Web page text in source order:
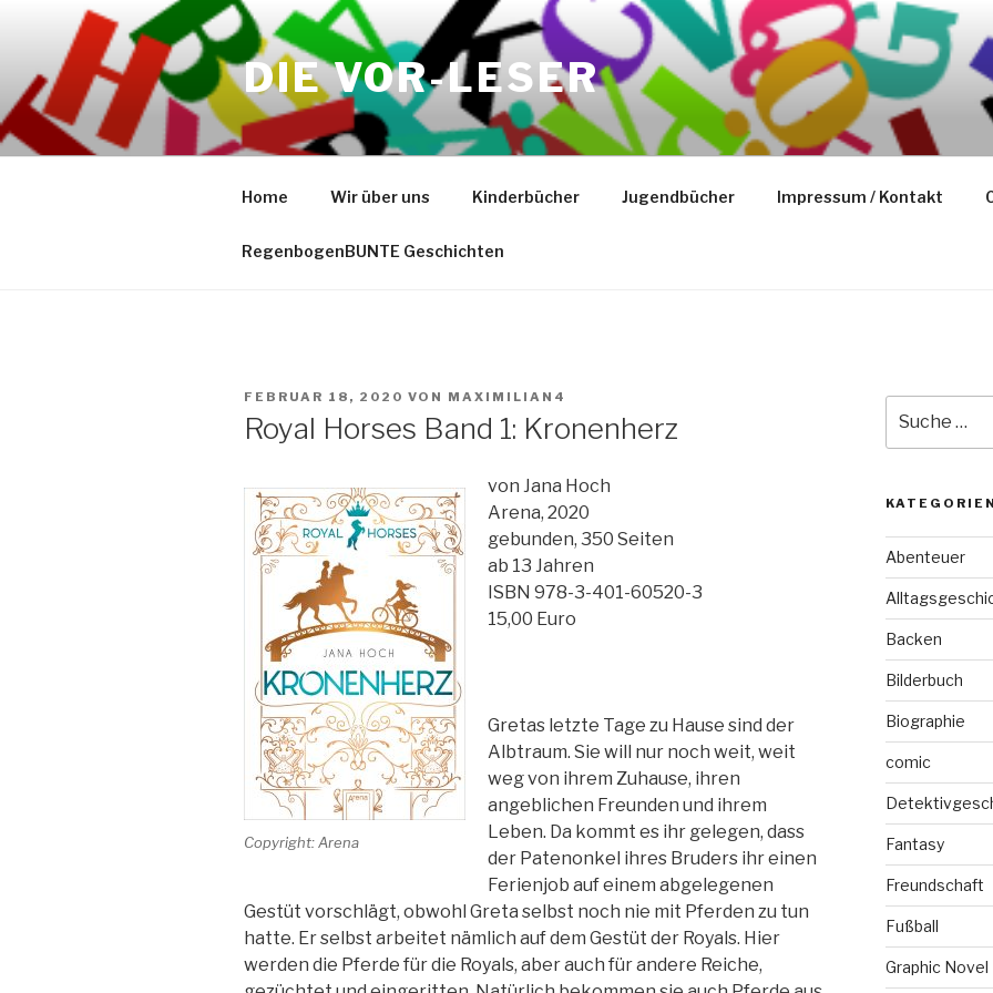
springen
DIE VOR-LESER
Home Wir über uns Kinderbücher Jugendbücher Impressum / Kontakt
RegenbogenBUNTE Geschichten
VERÖFFENTLICHT
FEBRUAR 18, 2020 VON MAXIMILIAN4
Royal Horses Band 1: Kronenherz
Copyright: Arena
von Jana Hoch
Arena, 2020
gebunden, 350 Seiten
ab 13 Jahren
ISBN 978-3-401-60520-3
15,00 Euro
Gretas letzte Tage zu Hause sind der
Albtraum. Sie will nur noch weit, weit
weg von ihrem Zuhause, ihren
angeblichen Freunden und ihrem
Leben. Da kommt es ihr gelegen, dass
der Patenonkel ihres Bruders ihr einen
Ferienjob auf einem abgelegenen
Gestüt vorschlägt, obwohl Greta selbst noch nie mit Pferden zu tun
hatte. Er selbst arbeitet nämlich auf dem Gestüt der Royals. Hier
werden die Pferde für die Royals, aber auch für andere Reiche,
nach:
KATEGORIEN
Abenteuer
Backen
Bilderbuch
Biographie
comic
Fantasy
Freundschaft
Fußball
Graphic Novel